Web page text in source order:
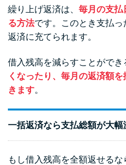
繰り上げ返済は、 毎月の支払
る方法です。このとき支払
返済に充てられます。
借入残高を減らすことができ
くなったり、毎月の返済額
きます。
一括返済なら支払総額が大幅
もし借入残高を全額返せる